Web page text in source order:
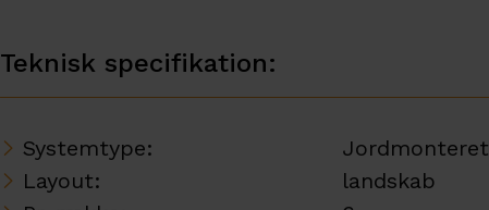
Teknisk specifikation:
Systemtype:
Layout:
Jordmonteret
landskab